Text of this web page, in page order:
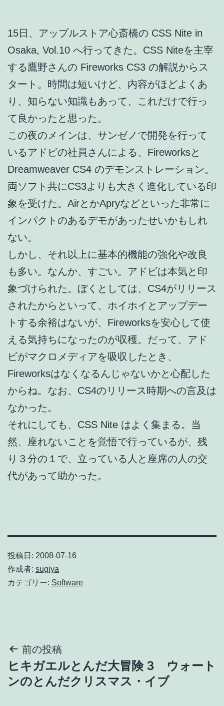
15日、アップルストア心斎橋の CSS Nite in
Osaka, Vol.10 へ行ってきた。CSS Niteを主宰
する鷹野さんの Fireworks CS3 の解説からス
タート。時間は短いけど、内容がほどよくあ
り、知らない知識もあって、これだけで行っ
て良かったと思った。
この夜のメインは、サンゼノで開発を行って
いるアドビの社員さんによる、Fireworksと
Dreamweaver CS4 のデモンストレーション。
両ソフト共にCS3よりも大きく進化している印
象を受けた。AirとかApryなどといった非常に
インパクトのあるデモがあったせいかもしれ
ない。
しかし、それ以上に基本的機能の強化や改良
も多い。なんか、すごい。アドビは本気と印
象づけられた。ぼくとしては、CS4がリリース
されたからといって、ホイホイとアップデー
トする余裕はないが、Fireworksを安心して使
える気持ちになったのが収穫。だって、アド
ビがマクロメディアを吸収したとき、
Fireworksはなくなるんじゃないかと心配した
からね。なお、CS4のリリース時期への言及は
なかった。
それにしても、CSS Nite はよく集まる。当
然、座れないことを覚悟で行っているが、残
り３分の１で、立っている人と座席の人の交
代があって助かった。
投稿日: 2008-07-16
作成者: sugiya
カテゴリー: Software
投
稿
前の投稿
ヒキガエルとんだ大冒険 3 ウォート
ンのとんだクリスマス・イブ